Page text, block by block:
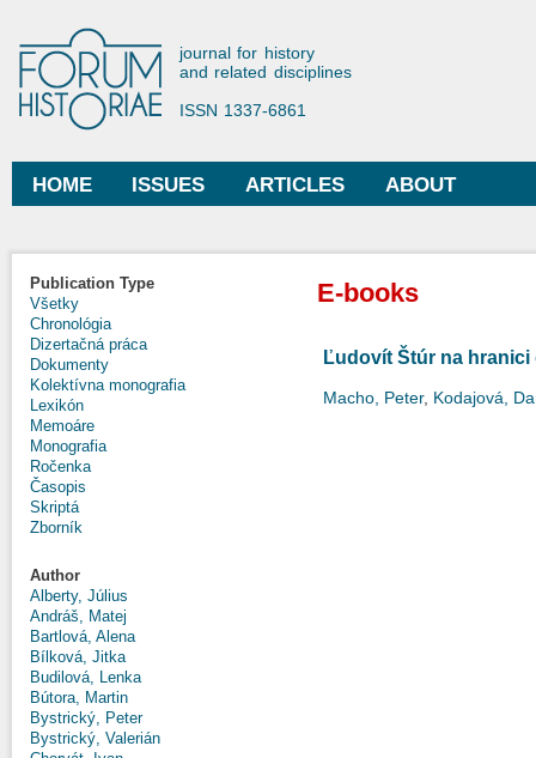
Forum Historiae
journal for history
and related disciplines
ISSN 1337-6861
Main menu
HOME ISSUES ARTICLES ABOUT
Publication Type
Všetky
Chronológia
Dizertačná práca
Dokumenty
Kolektívna monografia
Lexikón
Memoáre
Monografia
Ročenka
Časopis
Skriptá
Zborník
Author
Alberty, Július
Andráš, Matej
Bartlová, Alena
Bílková, Jitka
Budilová, Lenka
Bútora, Martin
Bystrický, Peter
Bystrický, Valerián
E-books
Ľudovít Štúr na
Macho, Peter, Kodajová,